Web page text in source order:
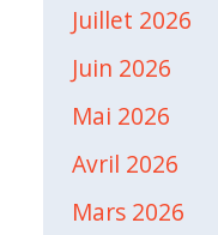
Juillet 2026
Juin 2026
Mai 2026
Avril 2026
Mars 2026